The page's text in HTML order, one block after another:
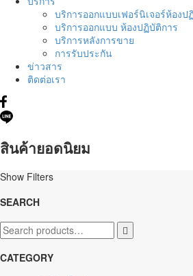
บริการออกแบบเฟอร์นิเจอร์ห้องป
บริการออกแบบ ห้องปฏิบัติการ
บริการหลังการขาย
การรับประกัน
ข่าวสาร
ติดต่อเรา
สินค้ายอดนิยม
Show Filters
SEARCH

CATEGORY